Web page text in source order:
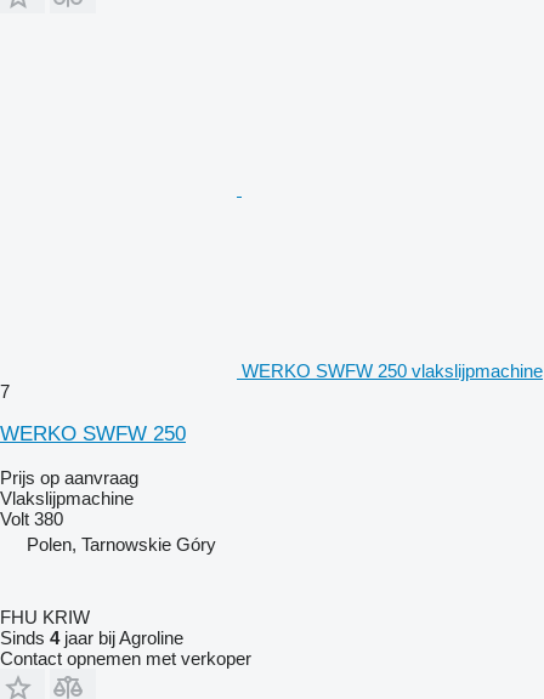
WERKO SWFW 250 vlakslijpmachine
7
WERKO SWFW 250
Prijs op aanvraag
Vlakslijpmachine
Volt 380
Polen, Tarnowskie Góry
FHU KRIW
Sinds 4jaar bij Agroline
Contact opnemen met verkoper